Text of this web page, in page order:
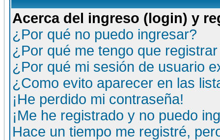
Acerca del ingreso (login) y
¿Por qué no puedo ingresar?
¿Por qué me tengo que
¿Por qué mi sesión de usuario
¿Como evito aparecer en las
¡He perdido mi contraseña!
¡Me he registrado y no puedo
Hace un tiempo me registré,